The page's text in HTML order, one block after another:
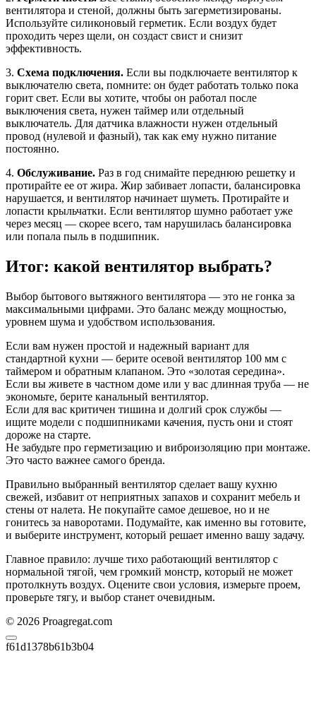
вентилятора и стеной, должны быть загерметизированы.
Используйте силиконовый герметик. Если воздух будет
проходить через щели, он создаст свист и снизит
эффективность.
3. Схема подключения. Если вы подключаете вентилятор к
выключателю света, помните: он будет работать только пока
горит свет. Если вы хотите, чтобы он работал после
выключения света, нужен таймер или отдельный
выключатель. Для датчика влажности нужен отдельный
провод (нулевой и фазный), так как ему нужно питание
постоянно.
4. Обслуживание. Раз в год снимайте переднюю решетку и
протирайте ее от жира. Жир забивает лопасти, балансировка
нарушается, и вентилятор начинает шуметь. Протирайте и
лопасти крыльчатки. Если вентилятор шумно работает уже
через месяц — скорее всего, там нарушилась балансировка
или попала пыль в подшипник.
Итог: какой вентилятор выбрать?
Выбор бытового вытяжного вентилятора — это не гонка за
максимальными цифрами. Это баланс между мощностью,
уровнем шума и удобством использования.
Если вам нужен простой и надежный вариант для
стандартной кухни — берите осевой вентилятор 100 мм с
таймером и обратным клапаном. Это «золотая середина».
Если вы живете в частном доме или у вас длинная труба — не
экономьте, берите канальный вентилятор.
Если для вас критичен тишина и долгий срок службы —
ищите модели с подшипниками качения, пусть они и стоят
дороже на старте.
Не забудьте про герметизацию и виброизоляцию при монтаже.
Это часто важнее самого бренда.
Правильно выбранный вентилятор сделает вашу кухню
свежей, избавит от неприятных запахов и сохранит мебель и
стены от налета. Не покупайте самое дешевое, но и не
гонитесь за наворотами. Подумайте, как именно вы готовите,
и выберите инструмент, который решает именно вашу задачу.
Главное правило: лучше тихо работающий вентилятор с
нормальной тягой, чем громкий монстр, который не может
протолкнуть воздух. Оцените свои условия, измерьте проем,
проверьте тягу, и выбор станет очевидным.
© 2026 Proagregat.com
f61d1378b61b3b04